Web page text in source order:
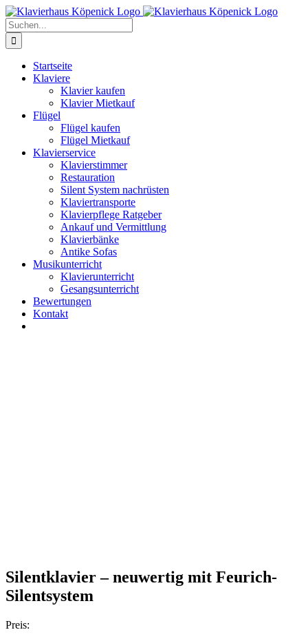
Zum
Inhalt
springen
Suche
nach:
Startseite
Klaviere
Klavier kaufen
Klavier Mietkauf
Flügel
Flügel kaufen
Flügel Mietkauf
Klavierservice
Klavierstimmer
Restauration
Silent System nachrüsten
Klaviertransporte
Klavierpflege Ratgeber
Ankauf und Vermittlung
Klavierbänke
Antike Sofas
Musikunterricht
Klavierunterricht
Gesangsunterricht
Bewertungen
Kontakt
Silentklavier – neuwertig mit Feurich-
Silentsystem
Preis: